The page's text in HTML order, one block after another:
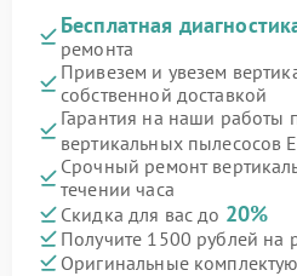
Бесплатная
ремонта
Привезем и увезем
собственной доставкой
Гарантия на наши работы
вертикальных пылесосов
Срочный ремонт
течении часа
Скидка для вас до 20%
Получите 1500 рублей на
Оригинальные